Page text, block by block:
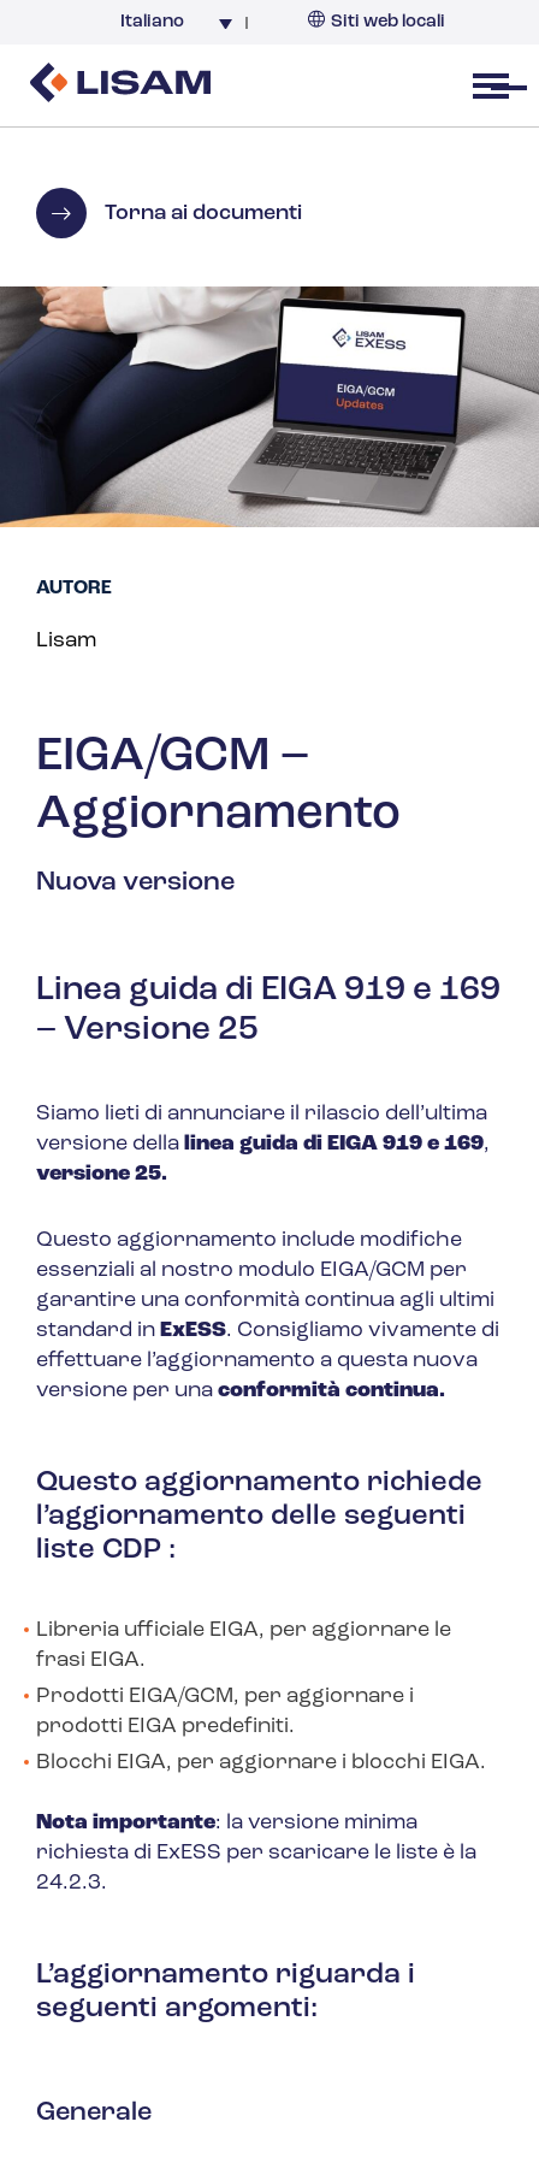
Italiano Siti web locali
Open menu
Torna ai documenti
EIGA/GCM –
Aggiornamento
Nuova versione
Linea guida di EIGA 919 e 169
– Versione 25
Siamo lieti di annunciare il rilascio dell’ultima
versione della linea guida di EIGA 919 e 169,
versione 25.
Questo aggiornamento include modifiche
essenziali al nostro modulo EIGA/GCM per
garantire una conformità continua agli ultimi
standard in ExESS. Consigliamo vivamente di
effettuare l’aggiornamento a questa nuova
versione per una conformità continua.
Questo aggiornamento richiede
l’aggiornamento delle seguenti
liste CDP :
Libreria ufficiale EIGA, per aggiornare le
frasi EIGA.
Prodotti EIGA/GCM, per aggiornare i
prodotti EIGA predefiniti.
Blocchi EIGA, per aggiornare i blocchi EIGA.
Nota importante: la versione minima
richiesta di ExESS per scaricare le liste è la
24.2.3.
L’aggiornamento riguarda i
seguenti argomenti:
Generale
AUTORE
Lisam